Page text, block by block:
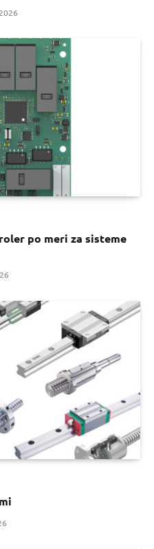
po meri za sisteme